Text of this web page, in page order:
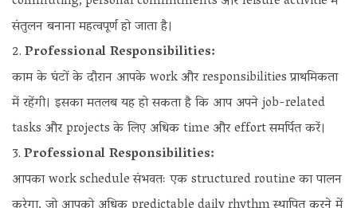
संतुलन बनाना महत्वपूर्ण हो जाता है।
Professional Responsibilities:
काम के घंटों के दौरान आपके work और responsibilities प्राथमिकता
में रहेंगी। इसका मतलब यह हो सकता है कि आप अपने job-related
tasks और projects के लिए अधिक time और effort समर्पित करें।
Professional Responsibilities:
आपका work schedule संभवतः एक structured routine का पालन